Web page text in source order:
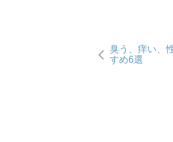
臭う、痒い、
すめ6選